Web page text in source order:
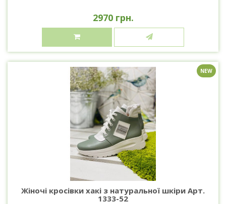
2970 грн.
NEW
Жіночі кросівки хакі з натуральної шкіри Арт.
1333-52